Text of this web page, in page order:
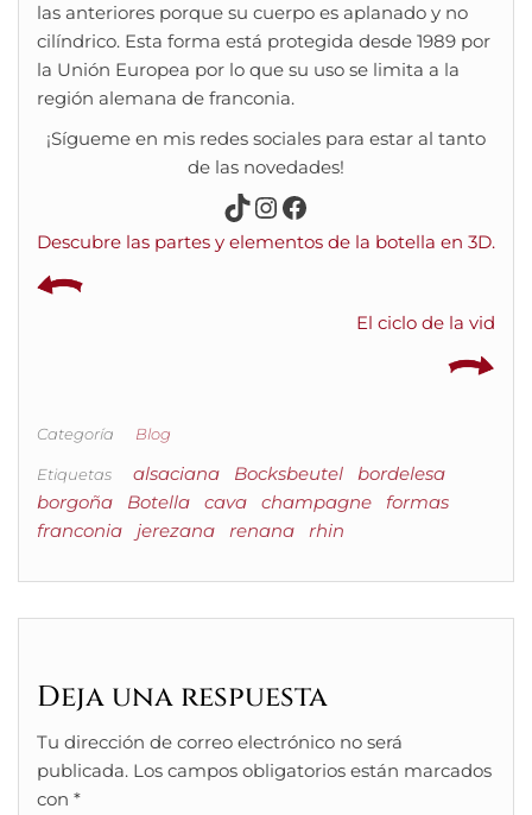
las anteriores porque su cuerpo es aplanado y no
cilíndrico. Esta forma está protegida desde 1989 por
la Unión Europea por lo que su uso se limita a la
región alemana de franconia.
¡Sígueme en mis redes sociales para estar al tanto
de las novedades!
TikTok
Instagram
Facebook
Descubre las partes y elementos de la botella en 3D.
El ciclo de la vid
Categoría Blog
Etiquetas alsaciana Bocksbeutel
bordelesa
borgoña
Botella cava champagne
formas
franconia
jerezana renana rhin
Deja una respuesta
Tu dirección de correo electrónico no será
publicada. Los campos obligatorios están marcados
con *